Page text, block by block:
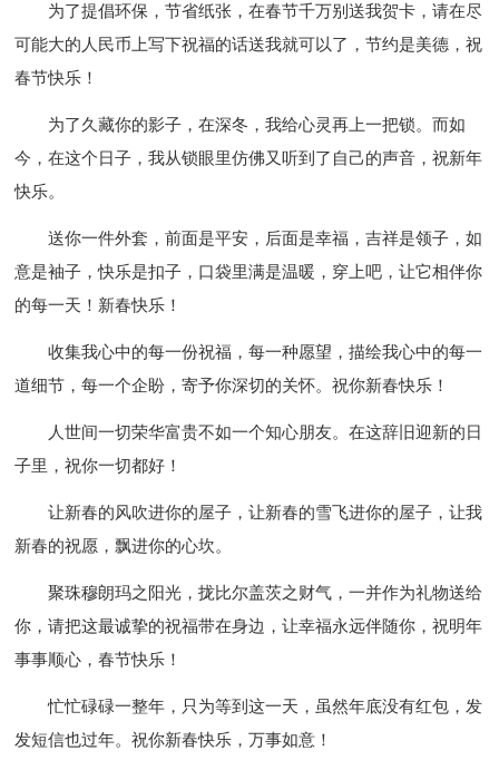
为了提倡环保，节省纸张，在春节千万别送我贺卡，请在尽
可能大的人民币上写下祝福的话送我就可以了，节约是美德，祝
春节快乐！
为了久藏你的影子，在深冬，我给心灵再上一把锁。而如
今，在这个日子，我从锁眼里仿佛又听到了自己的声音，祝新年
快乐。
送你一件外套，前面是平安，后面是幸福，吉祥是领子，如
意是袖子，快乐是扣子，口袋里满是温暖，穿上吧，让它相伴你
的每一天！新春快乐！
收集我心中的每一份祝福，每一种愿望，描绘我心中的每一
道细节，每一个企盼，寄予你深切的关怀。祝你新春快乐！
人世间一切荣华富贵不如一个知心朋友。在这辞旧迎新的日
子里，祝你一切都好！
让新春的风吹进你的屋子，让新春的雪飞进你的屋子，让我
新春的祝愿，飘进你的心坎。
聚珠穆朗玛之阳光，拢比尔盖茨之财气，一并作为礼物送给
你，请把这最诚挚的祝福带在身边，让幸福永远伴随你，祝明年
事事顺心，春节快乐！
忙忙碌碌一整年，只为等到这一天，虽然年底没有红包，发
发短信也过年。祝你新春快乐，万事如意！